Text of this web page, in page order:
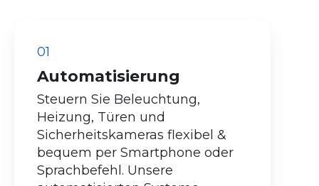
01
Automatisierung
Steuern Sie Beleuchtung,
Heizung, Türen und
Sicherheitskameras flexibel &
bequem per Smartphone oder
Sprachbefehl. Unsere